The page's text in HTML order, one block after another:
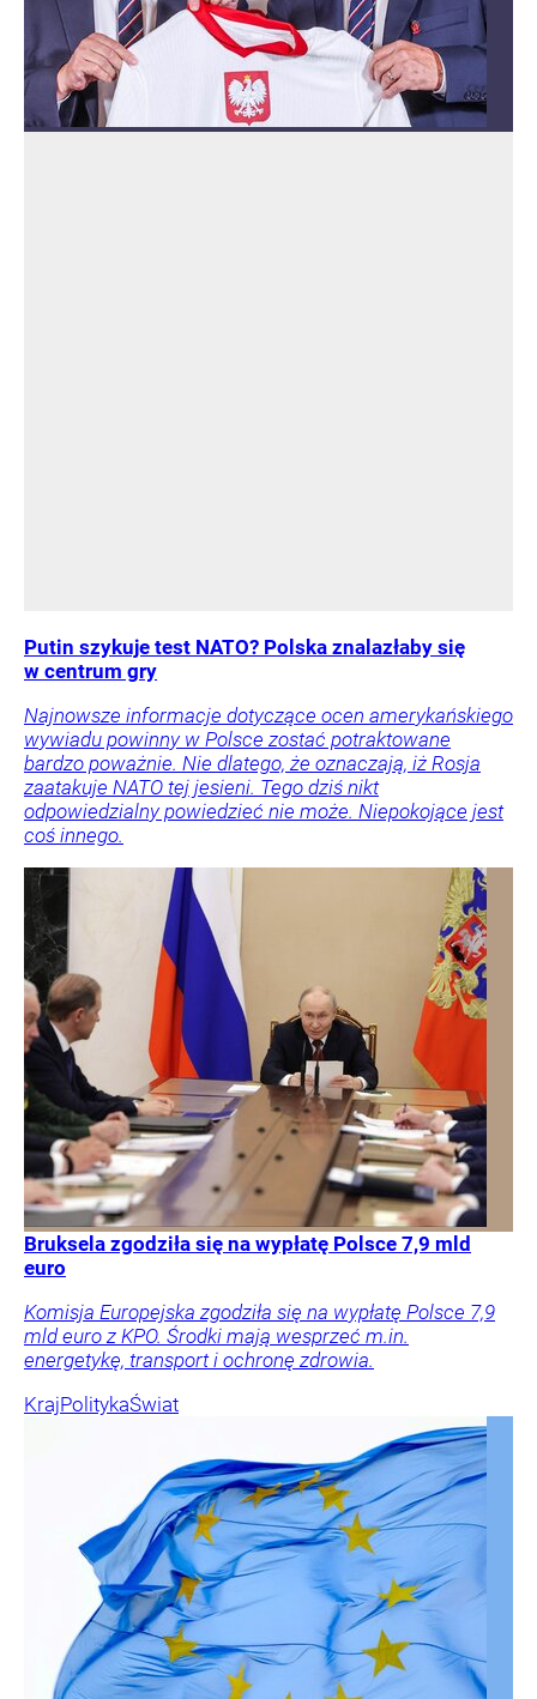
Putin szykuje test NATO? Polska znalazłaby się
w centrum gry
Najnowsze informacje dotyczące ocen amerykańskiego
wywiadu powinny w Polsce zostać potraktowane
bardzo poważnie. Nie dlatego, że oznaczają, iż Rosja
zaatakuje NATO tej jesieni. Tego dziś nikt
odpowiedzialny powiedzieć nie może. Niepokojące jest
coś innego.
Bruksela zgodziła się na wypłatę Polsce 7,9 mld
euro
Komisja Europejska zgodziła się na wypłatę Polsce 7,9
mld euro z KPO. Środki mają wesprzeć m.in.
energetykę, transport i ochronę zdrowia.
KrajPolitykaŚwiat